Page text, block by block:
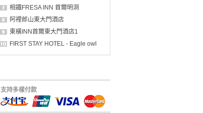
相鐵FRESA INN 首爾明洞
阿裡郎山東大門酒店
東橫INN首爾東大門酒店1
FIRST STAY HOTEL - Eagle owl
支持多樣付款